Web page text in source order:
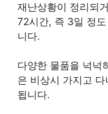
재난상황이 정리되
72시간, 즉 3일 정
니다.
다양한 물품을 넉넉
은 비상시 가지고
됩니다.